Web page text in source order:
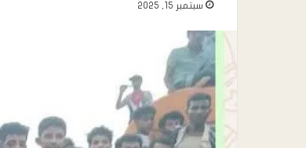
سبتمبر 15, 2025